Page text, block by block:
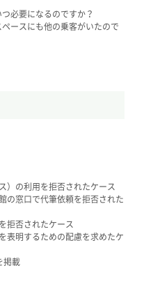
必要になるのですか？
ースにも他の乗客がいたので
の利用を拒否されたケース
窓口で代筆依頼を拒否された
拒否されたケース
明するための配慮を求めたケ
掲載